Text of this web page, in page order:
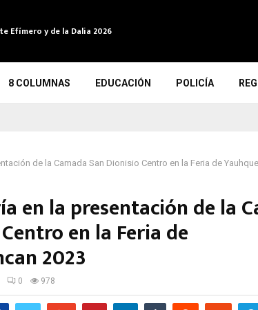
Efímero y de la Dalia 2026
8 COLUMNAS EDUCACIÓN POLICÍA
de la Camada San Dionisio Centro en la Feria de
en la presentación de la
en la Feria de
2023
0 978